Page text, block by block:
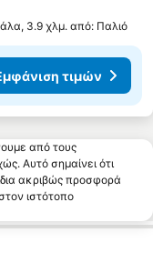
3.9 χλμ. από: Παλιό
τιμών
από τους
Αυτό σημαίνει ότι
ακριβώς προσφορά
ιστότοπο